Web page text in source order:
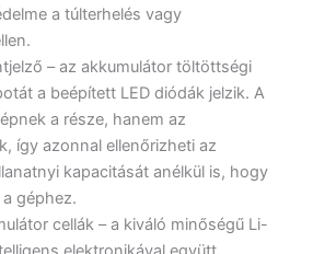
a túlterhelés vagy
– az akkumulátor töltöttségi
a beépített LED diódák jelzik. A
a része, hanem az
így azonnal ellenőrizheti az
kapacitását anélkül is, hogy
géphez.
cellák – a kiváló minőségű Li-